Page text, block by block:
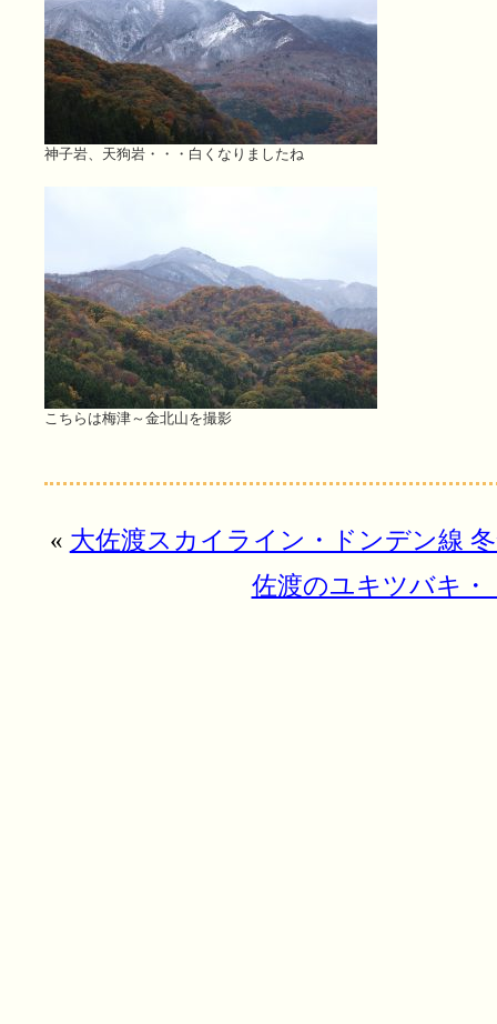
神子岩、天狗岩・・・白くなりましたね
こちらは梅津～金北山を撮影
« 大佐渡スカイライン・ドンデン線
佐渡のユキツバキ・